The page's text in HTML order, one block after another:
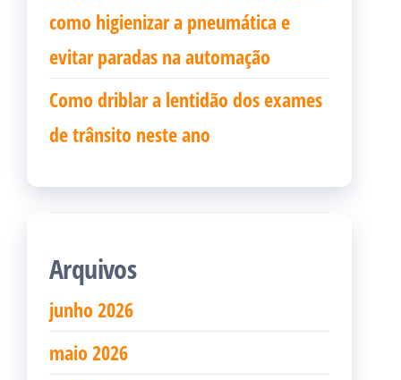
como higienizar a pneumática e
evitar paradas na automação
Como driblar a lentidão dos exames
de trânsito neste ano
Arquivos
junho 2026
maio 2026